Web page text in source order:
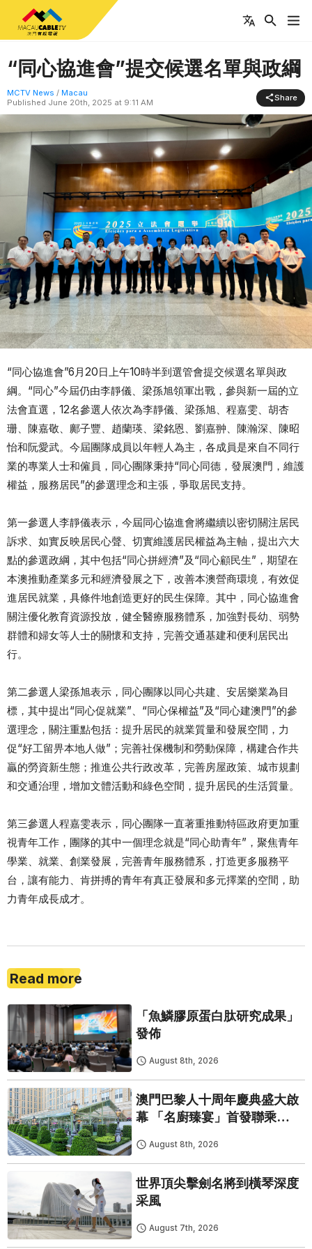
“同心協進會”提交候選名單與政綱
MCTV News / Macau
Published June 20th, 2025 at 9:11 AM Share
“同心協進會”6月20日上午10時半到選管會提交候選名單與政
綱。“同心”今屆仍由李靜儀、梁孫旭領軍出戰，參與新一屆的立
法會直選，12名參選人依次為李靜儀、梁孫旭、程嘉雯、胡杏
珊、陳嘉敬、鄺子豐、趙蘭瑛、梁銘恩、劉嘉翀、陳瀚深、陳昭
怡和阮愛武。今屆團隊成員以年輕人為主，各成員是來自不同行
業的專業人士和僱員，同心團隊秉持“同心同德，發展澳門，維護
權益，服務居民”的參選理念和主張，爭取居民支持。
第一參選人李靜儀表示，今屆同心協進會將繼續以密切關注居民
訴求、如實反映居民心聲、切實維護居民權益為主軸，提出六大
點的參選政綱，其中包括“同心拼經濟”及“同心顧民生”，期望在
本澳推動產業多元和經濟發展之下，改善本澳營商環境，有效促
進居民就業，具條件地創造更好的民生保障。其中，同心協進會
關注優化教育資源投放，健全醫療服務體系，加強對長幼、弱勢
群體和婦女等人士的關懷和支持，完善交通基建和便利居民出
行。
第二參選人梁孫旭表示，同心團隊以同心共建、安居樂業為目
標，其中提出“同心促就業”、“同心保權益”及“同心建澳門”的參
選理念，關注重點包括：提升居民的就業質量和發展空間，力
促“好工留畀本地人做”；完善社保機制和勞動保障，構建合作共
贏的勞資新生態；推進公共行政改革，完善房屋政策、城市規劃
和交通治理，增加文體活動和綠色空間，提升居民的生活質量。
第三參選人程嘉雯表示，同心團隊一直著重推動特區政府更加重
視青年工作，團隊的其中一個理念就是“同心助青年”，聚焦青年
學業、就業、創業發展，完善青年服務體系，打造更多服務平
台，讓有能力、肯拼搏的青年有真正發展和多元擇業的空間，助
力青年成長成才。
Read more
「魚鱗膠原蛋白肽研究成果」
發佈
August 8th, 2026
澳門巴黎人十周年慶典盛大啟
幕 「名廚臻宴」首發聯乘
August 8th, 2026
世界頂尖擊劍名將到橫琴深度
采風
August 7th, 2026